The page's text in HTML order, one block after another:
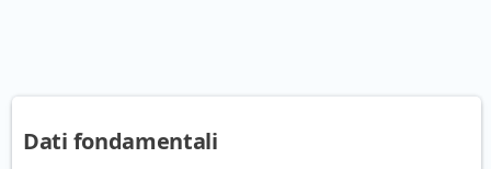
Dati fondamentali